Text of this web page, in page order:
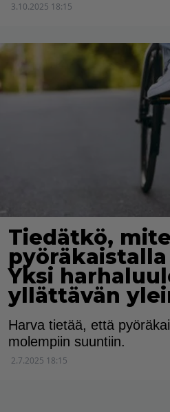
3.10.2025 18:15
Tiedätkö,
Yksi
yllättävän
Harva tietää, että
molempiin suuntiin.
2.7.2025 18:15